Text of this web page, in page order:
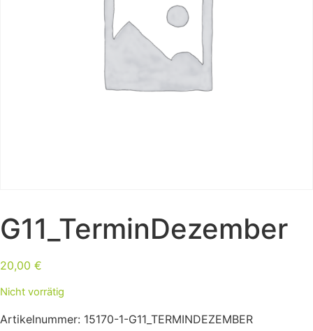
G11_TerminDezember
20,00 €
Nicht vorrätig
Artikelnummer: 15170-1-G11_TERMINDEZEMBER